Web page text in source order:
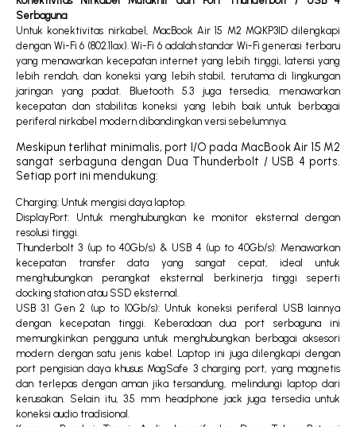
Serbaguna
Untuk konektivitas nirkabel, MacBook Air 15 M2 MQKP3ID dilengkapi
dengan Wi-Fi 6 (802.11ax). Wi-Fi 6 adalah standar Wi-Fi generasi terbaru
yang menawarkan kecepatan internet yang lebih tinggi, latensi yang
lebih rendah, dan koneksi yang lebih stabil, terutama di lingkungan
jaringan yang padat. Bluetooth 5.3 juga tersedia, menawarkan
kecepatan dan stabilitas koneksi yang lebih baik untuk berbagai
periferal nirkabel modern dibandingkan versi sebelumnya.
Meskipun terlihat minimalis, port I/O pada MacBook Air 15 M2
sangat serbaguna dengan Dua Thunderbolt / USB 4 ports.
Setiap port ini mendukung:
Charging: Untuk mengisi daya laptop.
DisplayPort: Untuk menghubungkan ke monitor eksternal dengan
resolusi tinggi.
Thunderbolt 3 (up to 40Gb/s) & USB 4 (up to 40Gb/s): Menawarkan
kecepatan transfer data yang sangat cepat, ideal untuk
menghubungkan perangkat eksternal berkinerja tinggi seperti
docking station atau SSD eksternal.
USB 3.1 Gen 2 (up to 10Gb/s): Untuk koneksi periferal USB lainnya
dengan kecepatan tinggi. Keberadaan dua port serbaguna ini
memungkinkan pengguna untuk menghubungkan berbagai aksesori
modern dengan satu jenis kabel. Laptop ini juga dilengkapi dengan
port pengisian daya khusus MagSafe 3 charging port, yang magnetis
dan terlepas dengan aman jika tersandung, melindungi laptop dari
kerusakan. Selain itu, 3.5 mm headphone jack juga tersedia untuk
koneksi audio tradisional.